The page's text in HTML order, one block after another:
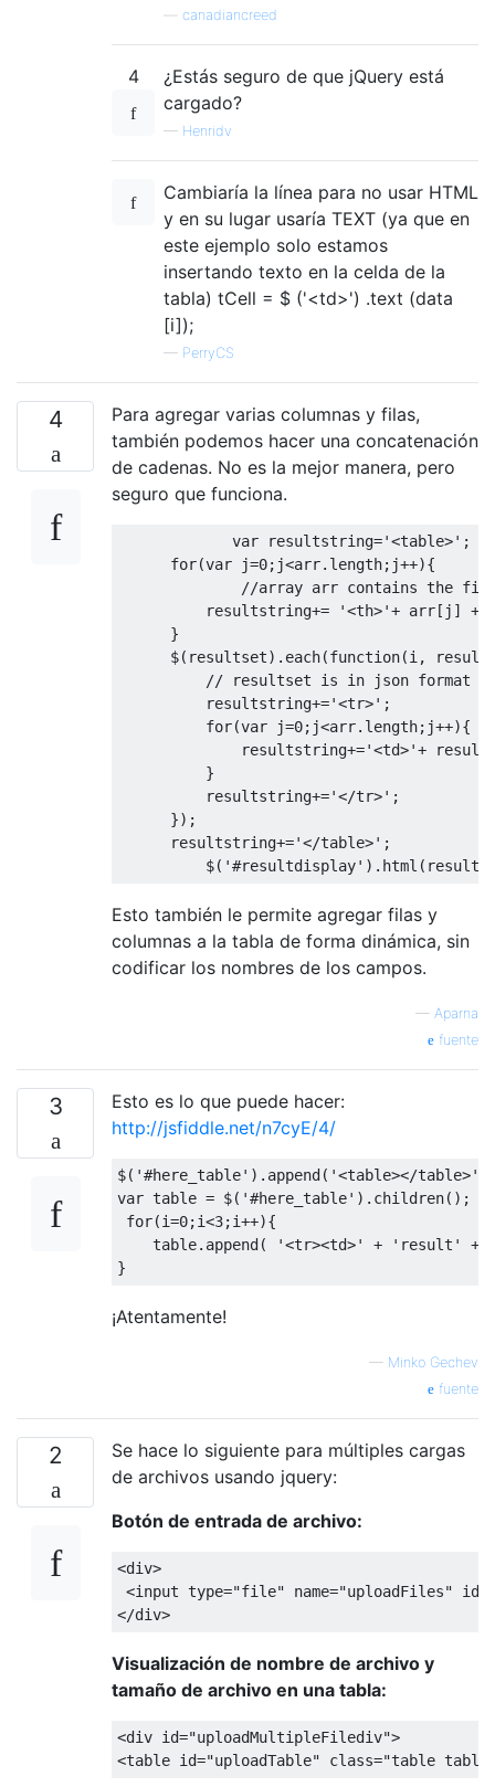
canadiancreed
4
¿Estás seguro de que jQuery está
cargado?
— Henridv
Cambiaría la línea para no usar HTML
y en su lugar usaría TEXT (ya que en
este ejemplo solo estamos
insertando texto en la celda de la
tabla) tCell = $ ('<td>') .text (data
[i]);
— PerryCS
4
Para agregar varias columnas y filas,
también podemos hacer una concatenación
de cadenas. No es la mejor manera, pero
seguro que funciona.
var resultstring='<table>' ;
for(var j=0; j<arr. length; j++){
//array arr contains the
          resultstring
+= '<th>'+ arr[ j ] +
}
      $
( resultset). each(function(i , result
// resultset is in json format
          resultstring
+='<tr>' ;
for(var j=0; j<arr. length; j++){
              resultstring
+='<td>'+ result
}
          resultstring
+='</tr>' ;
});
      resultstring
+='</table>' ;
          $
( '#resultdisplay' ). html (
Esto también le permite agregar filas y
columnas a la tabla de forma dinámica, sin
codificar los nombres de los campos.
— Aparna
fuente
3
Esto es lo que puede hacer:
http://jsfiddle.net/n7cyE/4/
$( '#here_table' ). append( '<table></table>'
var table = $( '#here_table' ). children();
for(i=0;i<3;i++){
    table
. append( '<tr><td>' + 'result' +
}
¡Atentamente!
— Minko Gechev
fuente
2
Se hace lo siguiente para múltiples cargas
de archivos usando jquery:
Botón de entrada de archivo:
<div>
<input type="file" name="uploadFiles" id
</div>
Visualización de nombre de archivo y
tamaño de archivo en una tabla:
<div id="uploadMultipleFilediv">
<table id="uploadTable" class="table table-